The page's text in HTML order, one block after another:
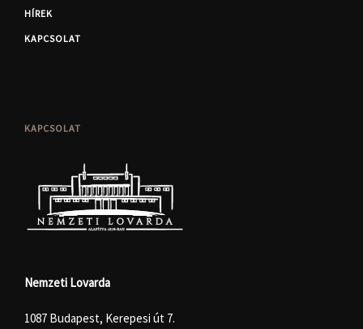
HÍREK
KAPCSOLAT
KAPCSOLAT
Nemzeti Lovarda
1087 Budapest, Kerepesi út 7.